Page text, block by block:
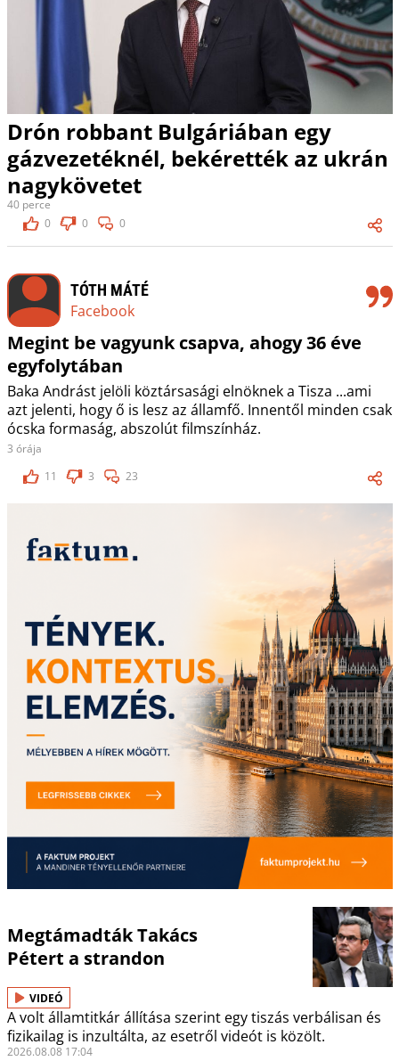
Drón robbant Bulgáriában egy
gázvezetéknél, bekérették az ukrán
nagykövetet
40 perce
0
0 0
TÓTH MÁTÉ
Facebook
Megint be vagyunk csapva, ahogy 36 éve
egyfolytában
Baka Andrást jelöli köztársasági elnöknek a Tisza ...ami
azt jelenti, hogy ő is lesz az államfő. Innentől minden csak
ócska formaság, abszolút filmszínház.
3 órája
11
3 23
Megtámadták Takács
Pétert a strandon
VIDEÓ
A volt államtitkár állítása szerint egy tiszás verbálisan és
fizikailag is inzultálta, az esetről videót is közölt.
2026.08.08 17:04